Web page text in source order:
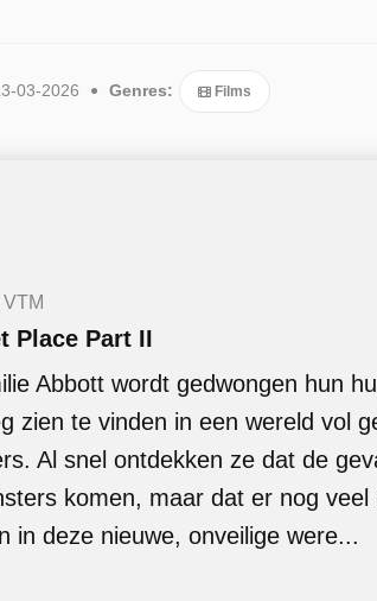
03-2026 Genres: Films
Place Part II
Abbott wordt gedwongen hun
zien te vinden in een wereld vol
Al snel ontdekken ze dat de
komen, maar dat er nog veel
in deze nieuwe, onveilige were...